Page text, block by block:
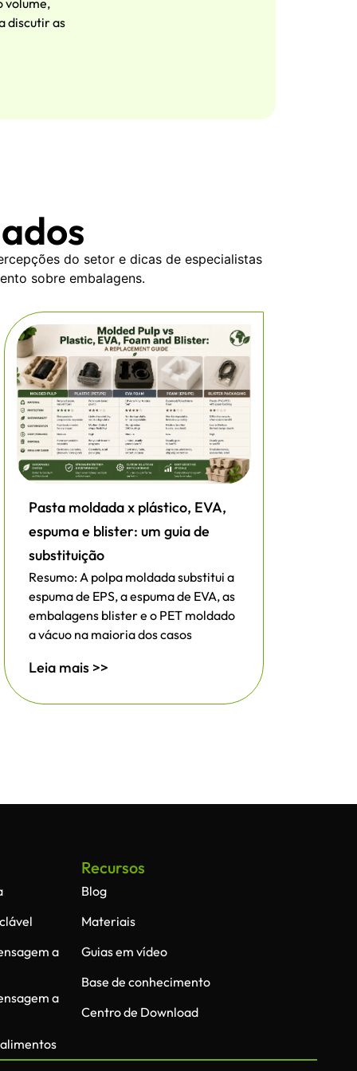
volume,
discutir as
do setor e dicas de especialistas
sobre embalagens.
Pasta moldada x plástico, EVA,
espuma e blister: um guia de
substituição
Resumo: A polpa moldada substitui a
espuma de EPS, a espuma de EVA, as
embalagens blister e o PET moldado
a vácuo na maioria dos casos
Leia mais >>
a
a
Recursos
Blog
Materiais
Guias em vídeo
Base de conhecimento
Centro de Download